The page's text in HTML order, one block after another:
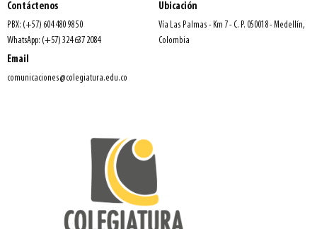
Contáctenos
PBX: (+57) 604 480 98 50
WhatsApp: (+57) 324 637 2084
Email
comunicaciones@colegiatura.edu.co
Ubicación
Vía Las Palmas - Km 7 - C. P. 050018 - Medellín,
Colombia